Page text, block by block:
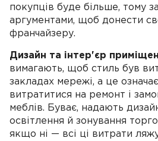
покупців буде більше, тому
аргументами, щоб донести
франчайзеру.
Дизайн та інтер'єр
вимагають, щоб стиль був
закладах мережі, а це
витратитися на ремонт і
меблів. Буває, надають
освітлення й зонування
якщо ні — всі ці витрати